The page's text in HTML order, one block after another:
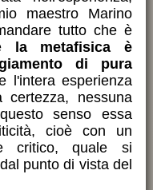
maestro Marino
tutto che è
la metafisica è
di pura
l'intera esperienza
certezza, nessuna
senso essa
cioè con un
critico, quale si
punto di vista del